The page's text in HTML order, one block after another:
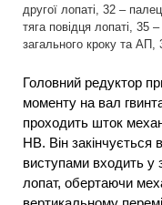
другої лопаті, 32 –
тяга повідця лопаті, 35
загального кроку та АП,
Головний редуктор
моменту на вал
проходить шток
НВ. Він закінчується
виступами входить у
лопат, обертаючи